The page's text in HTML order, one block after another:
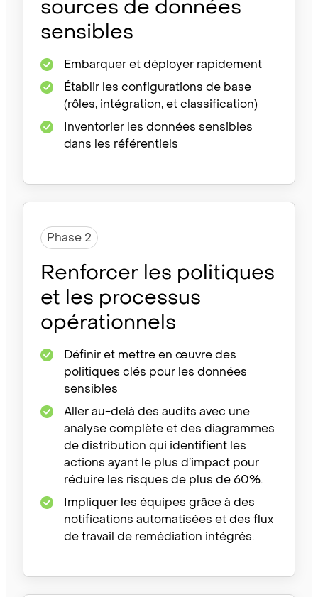
sources de données
sensibles
Embarquer et déployer rapidement
Établir les configurations de base
(rôles, intégration,et classification)
Inventorier les données sensibles
dans les référentiels
Phase 2
Renforcer les politiques
et les processus
opérationnels
Définir et mettre en œuvre des
politiques clés pour les données
sensibles
Aller au-delà des audits avec une
analyse complète et des diagrammes
de distribution qui identifient les
actions ayant le plus d’impact pour
réduire les risques de plus de 60%.
Impliquer les équipes grâce à des
notifications automatisées et des flux
de travail de remédiation intégrés.